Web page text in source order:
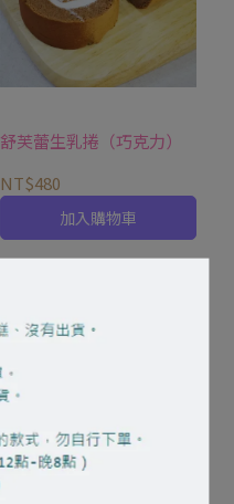
舒芙蕾生乳捲（巧克力）
NT$480
加入購物車